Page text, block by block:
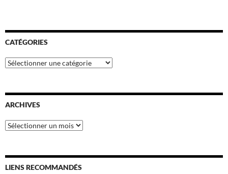
CATÉGORIES
Catégories
ARCHIVES
Archives
LIENS RECOMMANDÉS